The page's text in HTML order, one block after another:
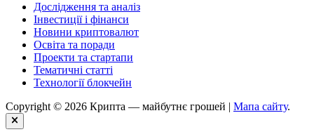
Дослідження та аналіз
Інвестиції і фінанси
Новини криптовалют
Освіта та поради
Проекти та стартапи
Тематичні статті
Технології блокчейн
Copyright © 2026 Крипта — майбутнє грошей | Мапа сайту.
Close